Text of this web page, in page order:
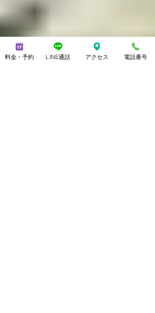
料金・予約 LINE通話 アクセス 電話番号